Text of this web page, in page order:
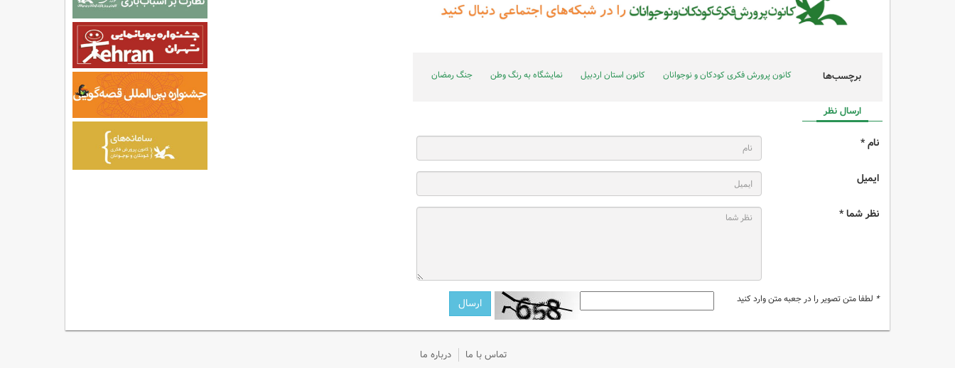
برچسب‌ها کانون پرورش فکری کودکان و نوجوانان کانون استان اردبیل نمایشگاه به رنگ وطن جنگ رمضان
ارسال نظر
نام *
ایمیل
نظر شما *
* لطفا متن تصویر را در جعبه متن وارد کنید
تماس با ما درباره ما